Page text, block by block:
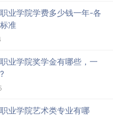
业学院学费多少钱一年-各
准
业学院奖学金有哪些，一
业学院艺术类专业有哪